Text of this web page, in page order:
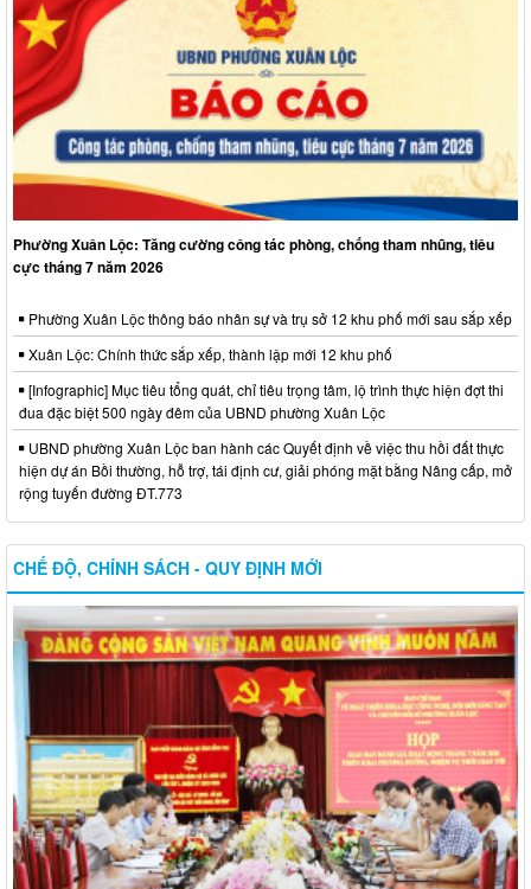
Phường Xuân Lộc: Tăng cường công tác phòng, chống tham nhũng, tiêu
cực tháng 7 năm 2026
Phường Xuân Lộc thông báo nhân sự và trụ sở 12 khu phố mới sau sắp xếp
Xuân Lộc: Chính thức sắp xếp, thành lập mới 12 khu phố
[Infographic] Mục tiêu tổng quát, chỉ tiêu trọng tâm, lộ trình thực hiện đợt thi
đua đặc biệt 500 ngày đêm của UBND phường Xuân Lộc
UBND phường Xuân Lộc ban hành các Quyết định về việc thu hồi đất thực
hiện dự án Bồi thường, hỗ trợ, tái định cư, giải phóng mặt bằng Nâng cấp, mở
rộng tuyến đường ĐT.773
CHẾ ĐỘ, CHÍNH SÁCH - QUY ĐỊNH MỚI